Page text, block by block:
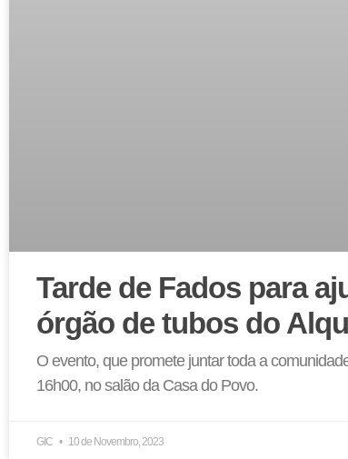
Tarde de Fados para
órgão de tubos do
O evento, que promete juntar toda a
16h00, no salão da Casa do Povo.
GIC 10 de Novembro, 2023